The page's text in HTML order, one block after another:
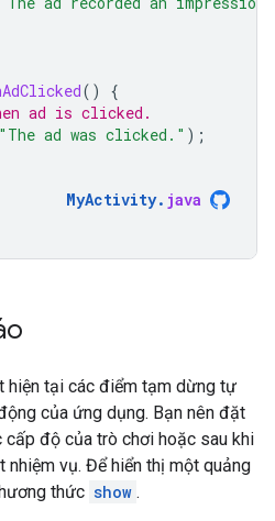
()
{
ad is clicked.
"The ad was clicked." );
MyActivity. java
hiện tại các điểm tạm dừng tự
của ứng dụng. Bạn nên đặt
cấp độ của trò chơi hoặc sau khi
nhiệm vụ. Để hiển thị một quảng
thức show .